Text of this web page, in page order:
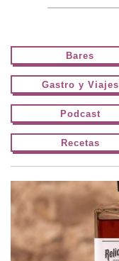
Bares
Gastro y Viajes
Podcast
Recetas